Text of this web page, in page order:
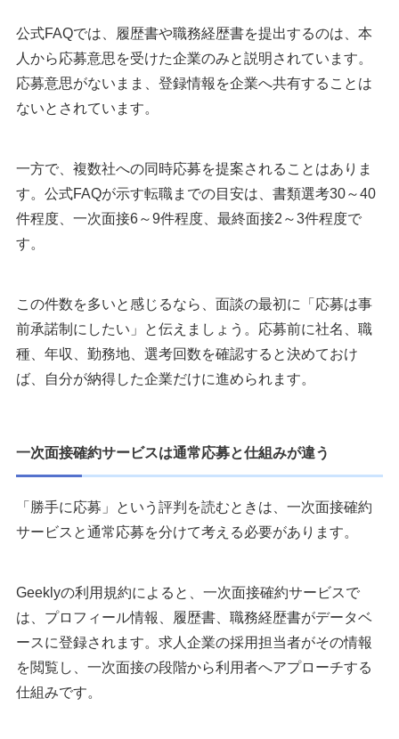
公式FAQでは、履歴書や職務経歴書を提出するのは、本
人から応募意思を受けた企業のみと説明されています。
応募意思がないまま、登録情報を企業へ共有することは
ないとされています。
一方で、複数社への同時応募を提案されることはありま
す。公式FAQが示す転職までの目安は、書類選考30～40
件程度、一次面接6～9件程度、最終面接2～3件程度で
す。
この件数を多いと感じるなら、面談の最初に「応募は事
前承諾制にしたい」と伝えましょう。応募前に社名、職
種、年収、勤務地、選考回数を確認すると決めておけ
ば、自分が納得した企業だけに進められます。
一次面接確約サービスは通常応募と仕組みが違う
「勝手に応募」という評判を読むときは、一次面接確約
サービスと通常応募を分けて考える必要があります。
Geeklyの利用規約によると、一次面接確約サービスで
は、プロフィール情報、履歴書、職務経歴書がデータベ
ースに登録されます。求人企業の採用担当者がその情報
を閲覧し、一次面接の段階から利用者へアプローチする
仕組みです。